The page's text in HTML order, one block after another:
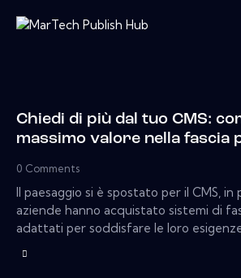
Chiedi di più dal tuo CMS:
massimo valore nella fascia
0 Comments
Il paesaggio si è spostato per il CMS, in
aziende hanno acquistato sistemi di
adattati per soddisfare le loro